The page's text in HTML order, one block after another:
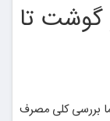
تا
بررسی کلی مصرف